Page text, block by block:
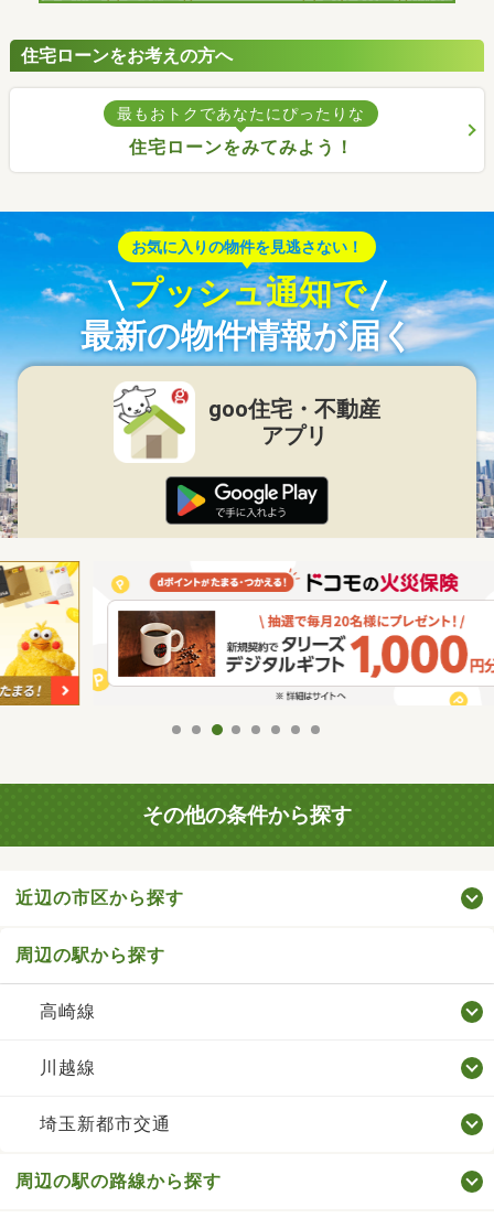
住宅ローンをお考えの方へ
最もおトクであなたにぴったりな
住宅ローンをみてみよう！
お気に入りの物件を見逃さない！
プッシュ通知で
最新の物件情報が届く
goo住宅・不動産
アプリ
その他の条件から探す
近辺の市区から探す
周辺の駅から探す
高崎線
川越線
埼玉新都市交通
周辺の駅の路線から探す